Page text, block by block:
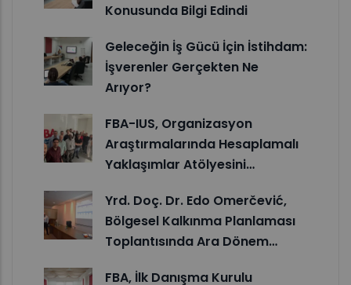
Konusunda Bilgi Edindi
Geleceğin İş Gücü İçin İstihdam:
İşverenler Gerçekten Ne
Arıyor?
FBA-IUS, Organizasyon
Araştırmalarında Hesaplamalı
Yaklaşımlar Atölyesini…
Yrd. Doç. Dr. Edo Omerčević,
Bölgesel Kalkınma Planlaması
Toplantısında Ara Dönem…
FBA, İlk Danışma Kurulu